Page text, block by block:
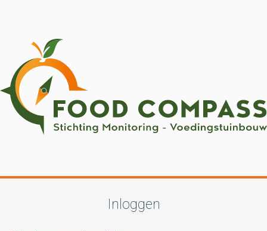
Inloggen